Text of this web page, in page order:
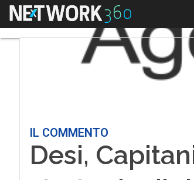
Menu
IL COMMENTO
Desi,